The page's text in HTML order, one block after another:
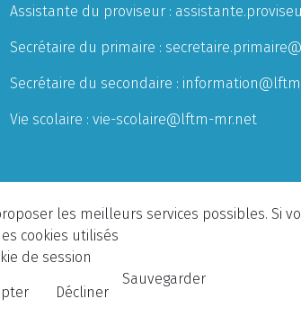
Assistante du proviseur :
Secrétaire du primaire :
Secrétaire du secondaire :
Vie scolaire : vie-scolaire@lftm-mr.net
les meilleurs services possibles.
cookies utilisés
de session
Décliner
Sauvegarder